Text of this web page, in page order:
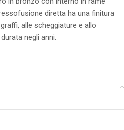
diretta ha una finitura
alle scheggiature e allo
negli anni.